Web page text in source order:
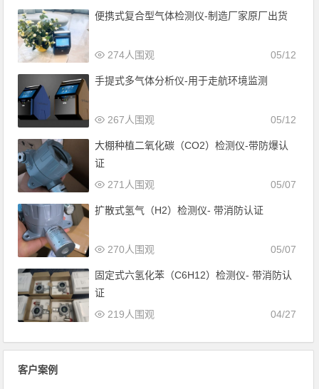
便携式复合型气体检测仪-制造厂家原厂出货
05/12
274人围观
手提式多气体分析仪-用于走航环境监测
05/12
267人围观
大棚种植二氧化碳（CO2）检测仪-带防爆认
证
05/07
271人围观
扩散式氢气（H2）检测仪- 带消防认证
05/07
270人围观
固定式六氢化苯（C6H12）检测仪- 带消防认
证
04/27
219人围观
客户案例